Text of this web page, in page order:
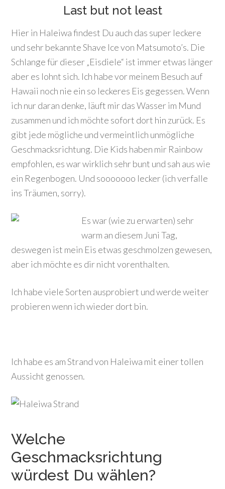
Last but not least
Hier in Haleiwa findest Du auch das super leckere
und sehr bekannte Shave Ice von Matsumoto’s. Die
Schlange für dieser „Eisdiele“ ist immer etwas länger
aber es lohnt sich. Ich habe vor meinem Besuch auf
Hawaii noch nie ein so leckeres Eis gegessen. Wenn
ich nur daran denke, läuft mir das Wasser im Mund
zusammen und ich möchte sofort dort hin zurück. Es
gibt jede mögliche und vermeintlich unmögliche
Geschmacksrichtung. Die Kids haben mir Rainbow
empfohlen, es war wirklich sehr bunt und sah aus wie
ein Regenbogen. Und sooooooo lecker (ich verfalle
ins Träumen, sorry).
Es war (wie zu erwarten) sehr
warm an diesem Juni Tag,
deswegen ist mein Eis etwas geschmolzen gewesen,
aber ich möchte es dir nicht vorenthalten.
Ich habe viele Sorten ausprobiert und werde weiter
probieren wenn ich wieder dort bin.
Ich habe es am Strand von Haleiwa mit einer tollen
Aussicht genossen.
Welche
Geschmacksrichtung
würdest Du wählen?